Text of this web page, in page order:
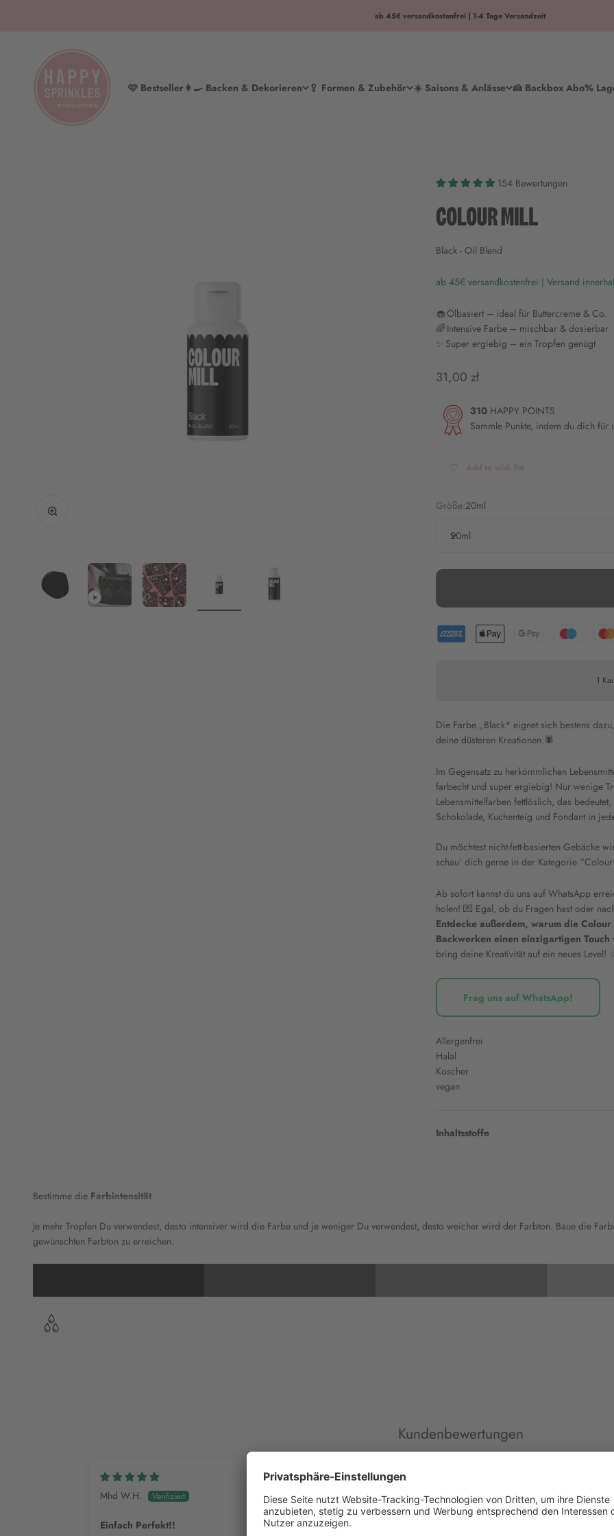
ab 45€ versandkostenfrei | 1-4 Tage Versandzeit
🩷 Bestseller👩‍🍳 Backen & Dekorieren 🥄 Formen & Zubehör ☀️ Saisons & Anlässe 🍰 Backbox Abo%
HAPPY SPRINKLES | D2C
154 Bewertungen
Black - Oil Blend
ab 45€ versandkostenfrei | Versand
🧁 Ölbasiert – ideal für Buttercreme & Co.
🌈 Intensive Farbe – mischbar & dosierbar
✨ Super ergiebig – ein Tropfen genügt
Angebot
31,00 zł
310 HAPPY POINTS
Sammle Punkte, indem du dich für
Größe:20ml
20ml
1
Die Farbe „Black* eignet sich bestens
deine düsteren Kreationen.🕷
Im Gegensatz zu herkömmlichen
farbecht und super ergiebig! Nur wenige
Lebensmittelfarben fettlöslich, das
Schokolade, Kuchenteig und Fondant in
Du möchtest nicht-fett-basierten Gebäcke
schau’ dich gerne in der Kategorie
Ab sofort kannst du uns auf WhatsApp
holen! 💌 Egal, ob du Fragen hast oder
Entdecke außerdem, warum die
Backwerken einen einzigartigen Touch
bring deine Kreativität auf ein neues Level! ✨
Frag uns auf WhatsApp!
Allergenfrei
Halal
Koscher
vegan
Inhaltsstoffe
Bestimme die Farbintensität
Je mehr Tropfen Du verwendest, desto intensiver wird die Farbe und je weniger Du verwendest, desto weicher wird der Farbton. Baue die
gewünschten Farbton zu erreichen.
Kundenbewertungen
Mhd W.H.
Einfach Perfekt!!
Alina H.